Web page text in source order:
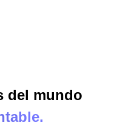
del mundo